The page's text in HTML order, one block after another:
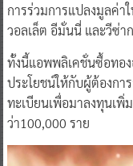
การร่วมการแปลงมูลค่า
วอลเล็ต อีมั่นนี่ และวีซ่า
ทั้งนี้แอพพลิเคชั่นซื้อทอง
ประโยชน์ให้กับผู้ต้องกา
ทะเบียนเพื่อมาลงทุนเ
ว่า100,000 ราย